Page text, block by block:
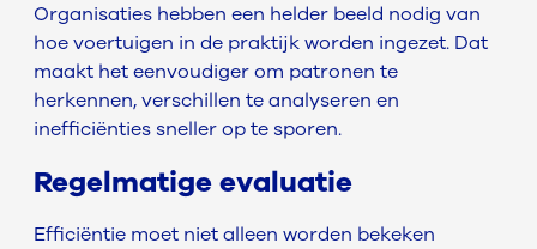
Organisaties hebben een helder beeld nodig van
hoe voertuigen in de praktijk worden ingezet. Dat
maakt het eenvoudiger om patronen te
herkennen, verschillen te analyseren en
inefficiënties sneller op te sporen.
Regelmatige evaluatie
Efficiëntie moet niet alleen worden bekeken